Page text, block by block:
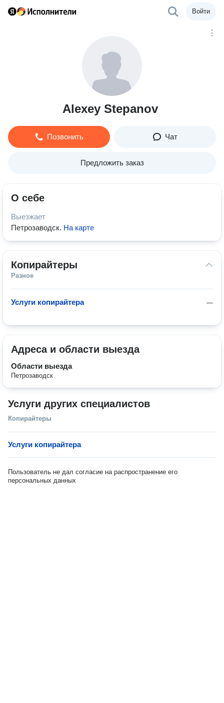
Войти
Alexey Stepanov
Позвонить Чат
Предложить заказ
О себе
Выезжает
Петрозаводск. На карте
Копирайтеры
Разное
—
Услуги копирайтера
Адреса и области выезда
Области выезда
Петрозаводск
Услуги других специалистов
Копирайтеры
Услуги копирайтера
Пользователь не дал согласие на распространение его
персональных данных